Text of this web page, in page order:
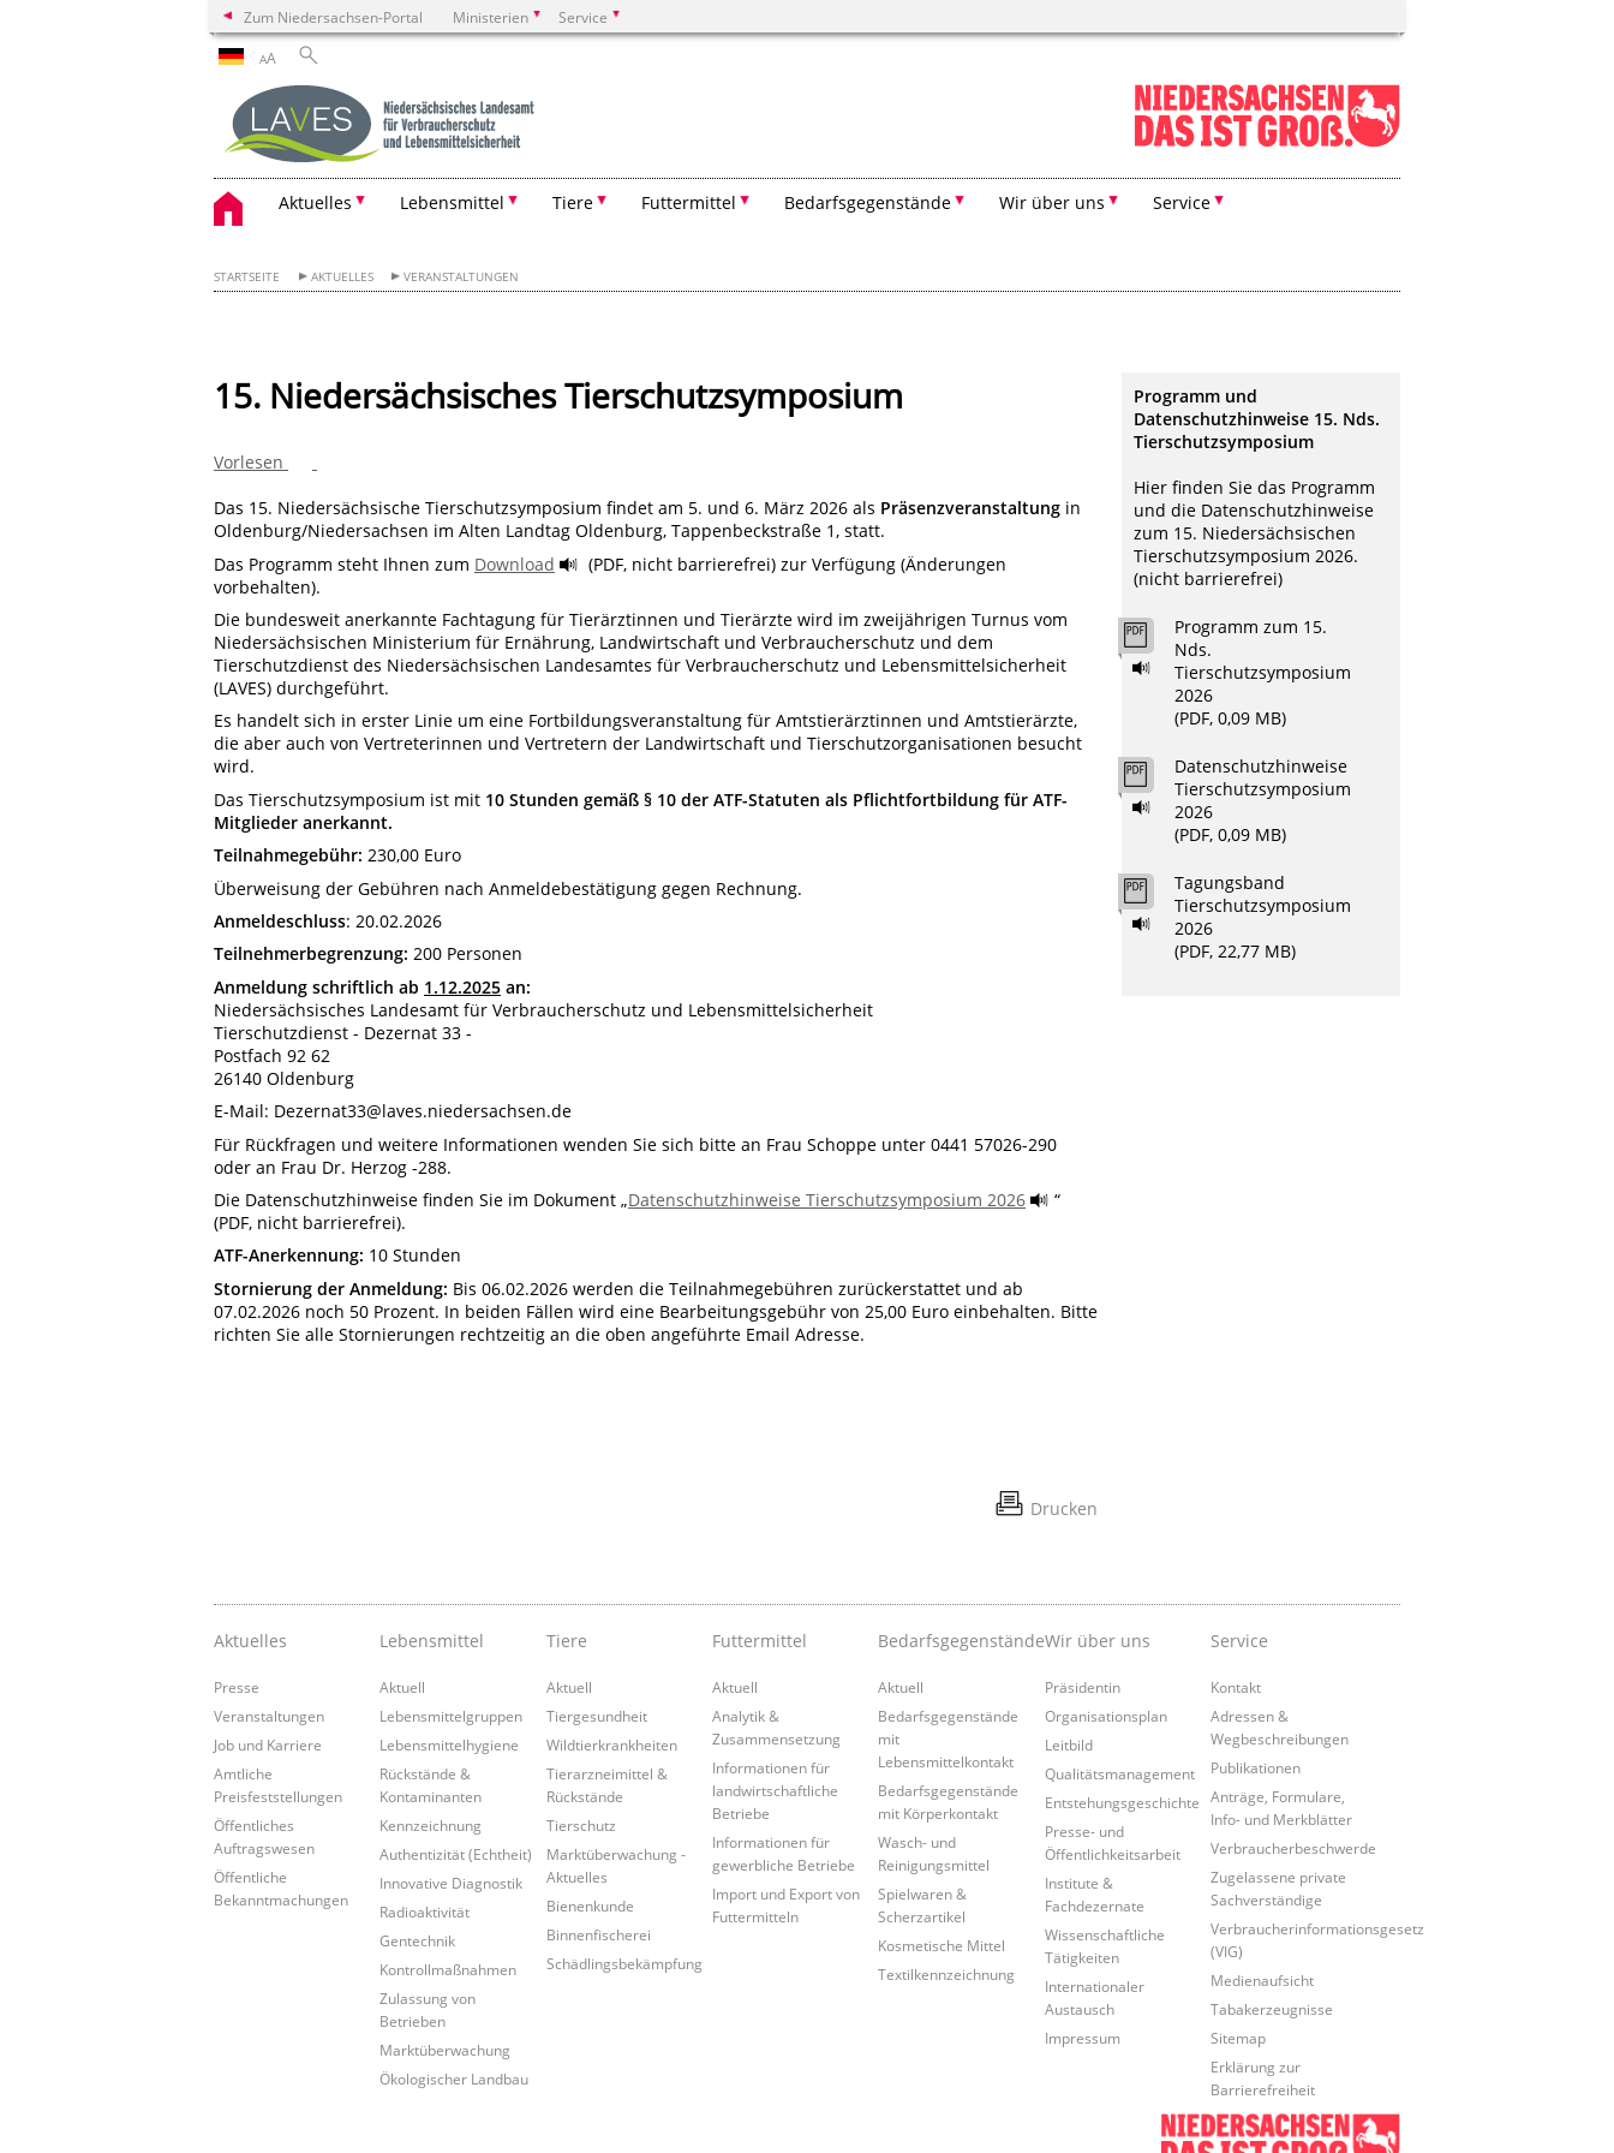
Zum Niedersachsen-Portal Ministerien Service
AA
Aktuelles Lebensmittel Tiere Futtermittel Bedarfsgegenstände Wir über uns Service
STARTSEITE AKTUELLES VERANSTALTUNGEN
15. Niedersächsisches Tierschutzsymposium
Vorlesen
Das 15. Niedersächsische Tierschutzsymposium findet am 5. und 6. März 2026 als Präsenzveranstaltung in
Oldenburg/Niedersachsen im Alten Landtag Oldenburg, Tappenbeckstraße 1, statt.
Das Programm steht Ihnen zum Download
(PDF, nicht barrierefrei) zur Verfügung (Änderungen
vorbehalten).
Die bundesweit anerkannte Fachtagung für Tierärztinnen und Tierärzte wird im zweijährigen Turnus vom
Niedersächsischen Ministerium für Ernährung, Landwirtschaft und Verbraucherschutz und dem
Tierschutzdienst des Niedersächsischen Landesamtes für Verbraucherschutz und Lebensmittelsicherheit
(LAVES) durchgeführt.
Es handelt sich in erster Linie um eine Fortbildungsveranstaltung für Amtstierärztinnen und Amtstierärzte,
die aber auch von Vertreterinnen und Vertretern der Landwirtschaft und Tierschutzorganisationen besucht
wird.
Das Tierschutzsymposium ist mit 10 Stunden gemäß § 10 der ATF-Statuten als Pflichtfortbildung für ATF-
Mitglieder anerkannt.
Teilnahmegebühr: 230,00 Euro
Überweisung der Gebühren nach Anmeldebestätigung gegen Rechnung.
Anmeldeschluss: 20.02.2026
Teilnehmerbegrenzung: 200 Personen
Anmeldung schriftlich ab 1.12.2025 an:
Niedersächsisches Landesamt für Verbraucherschutz und Lebensmittelsicherheit
Tierschutzdienst - Dezernat 33 -
Postfach 92 62
26140 Oldenburg
E-Mail: Dezernat33@laves.niedersachsen.de
Für Rückfragen und weitere Informationen wenden Sie sich bitte an Frau Schoppe unter 0441 57026-290
oder an Frau Dr. Herzog -288.
Die Datenschutzhinweise finden Sie im Dokument „Datenschutzhinweise Tierschutzsymposium 2026
“
(PDF, nicht barrierefrei).
ATF-Anerkennung: 10 Stunden
Stornierung der Anmeldung: Bis 06.02.2026 werden die Teilnahmegebühren zurückerstattet und ab
07.02.2026 noch 50 Prozent. In beiden Fällen wird eine Bearbeitungsgebühr von 25,00 Euro einbehalten. Bitte
richten Sie alle Stornierungen rechtzeitig an die oben angeführte Email Adresse.
Drucken
Programm und
Datenschutzhinweise 15. Nds.
Tierschutzsymposium
Hier finden Sie das Programm
und die Datenschutzhinweise
zum 15. Niedersächsischen
Tierschutzsymposium 2026.
(nicht barrierefrei)
Programm zum 15.
Nds.
Tierschutzsymposium
2026
(PDF, 0,09 MB)
Datenschutzhinweise
Tierschutzsymposium
2026
(PDF, 0,09 MB)
Tagungsband
Tierschutzsymposium
2026
(PDF, 22,77 MB)
Aktuelles
Presse
Veranstaltungen
Job und Karriere
Amtliche
Preisfeststellungen
Öffentliches
Auftragswesen
Öffentliche
Bekanntmachungen
Lebensmittel
Aktuell
Lebensmittelgruppen
Lebensmittelhygiene
Rückstände &
Kontaminanten
Kennzeichnung
Authentizität (Echtheit)
Innovative Diagnostik
Radioaktivität
Gentechnik
Kontrollmaßnahmen
Zulassung von
Betrieben
Marktüberwachung
Ökologischer Landbau
Tiere
Aktuell
Tiergesundheit
Wildtierkrankheiten
Tierarzneimittel &
Rückstände
Tierschutz
Marktüberwachung -
Aktuelles
Bienenkunde
Binnenfischerei
Schädlingsbekämpfung
Futtermittel
Aktuell
Analytik &
Zusammensetzung
Informationen für
landwirtschaftliche
Betriebe
Informationen für
gewerbliche Betriebe
Import und Export von
Futtermitteln
Bedarfsgegenstände
Aktuell
Bedarfsgegenstände
mit
Lebensmittelkontakt
Bedarfsgegenstände
mit Körperkontakt
Wasch- und
Reinigungsmittel
Spielwaren &
Scherzartikel
Kosmetische Mittel
Textilkennzeichnung
Wir über uns
Präsidentin
Organisationsplan
Leitbild
Qualitätsmanagement
Entstehungsgeschichte
Presse- und
Öffentlichkeitsarbeit
Institute &
Fachdezernate
Wissenschaftliche
Tätigkeiten
Internationaler
Austausch
Impressum
Service
Kontakt
Adressen &
Wegbeschreibungen
Publikationen
Anträge, Formulare,
Info- und Merkblätter
Verbraucherbeschwerde
Zugelassene private
Sachverständige
Verbraucherinformationsgesetz
(VIG)
Medienaufsicht
Tabakerzeugnisse
Sitemap
Erklärung zur
Barrierefreiheit